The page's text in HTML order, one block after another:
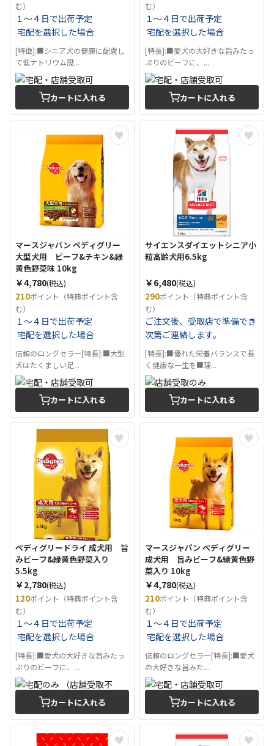
む）
１～４日で出荷予定
宅配を選択した場合
[特徴]:■シニア犬の健康に配慮し
て低ナトリウム設...
カートに入れる
む）
１～４日で出荷予定
宅配を選択した場合
[特長]:■愛犬の大好きな旨みたっ
ぷりのビーフに、...
カートに入れる
マースジャパン ペディグリー
大型犬用 ビーフ&チキン&緑
黄色野菜味 10kg
￥4,780(税込)
210ポイント（特典ポイント含
む）
１～４日で出荷予定
宅配を選択した場合
信頼のロングセラー[特長]:■大型
犬はたくましい足...
カートに入れる
サイエンスダイエットシニア小
粒高齢犬用6.5kg
￥6,480(税込)
290ポイント（特典ポイント含
む）
ご注文後、受取店で準備でき
次第ご連絡します。
[特長]:■優れた栄養バランスで長
く健康な一生を■理...
カートに入れる
ペディグリードライ 成犬用 旨
みビーフ&緑黄色野菜入り
5.5kg
￥2,780(税込)
120ポイント（特典ポイント含
む）
１～４日で出荷予定
宅配を選択した場合
[特長]:■愛犬の大好きな旨みたっ
ぷりのビーフに、...
カートに入れる
マースジャパン ペディグリー
成犬用 旨みビーフ&緑黄色野
菜入り 10kg
￥4,780(税込)
210ポイント（特典ポイント含
む）
１～４日で出荷予定
宅配を選択した場合
信頼のロングセラー[特長]:■愛犬
の大好きな旨みた...
カートに入れる